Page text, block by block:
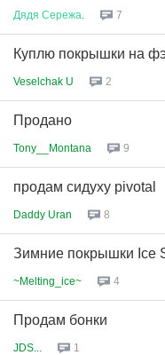
Дядя Сережа 7
Куплю покрышки на
Veselchak U 2
Продано
Tony__Montana 9
продам сидуху pivotal
Daddy Uran 8
Зимние покрышки Ice
~Melting_ice~ 4
Продам бонки
JDS... 1